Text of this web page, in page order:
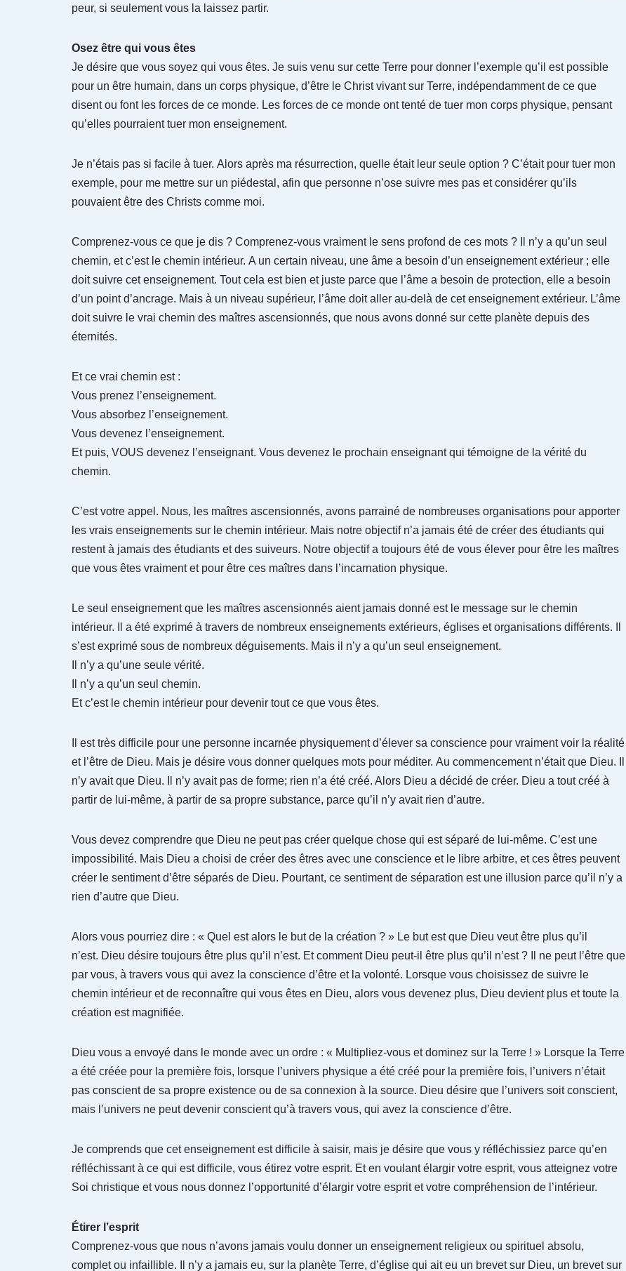
peur, si seulement vous la laissez partir.
Osez être qui vous êtes
Je désire que vous soyez qui vous êtes. Je suis venu sur cette Terre pour donner l’exemple qu’il est possible
pour un être humain, dans un corps physique, d’être le Christ vivant sur Terre, indépendamment de ce que
disent ou font les forces de ce monde. Les forces de ce monde ont tenté de tuer mon corps physique, pensant
qu’elles pourraient tuer mon enseignement.
Je n’étais pas si facile à tuer. Alors après ma résurrection, quelle était leur seule option ? C’était pour tuer mon
exemple, pour me mettre sur un piédestal, afin que personne n’ose suivre mes pas et considérer qu’ils
pouvaient être des Christs comme moi.
Comprenez-vous ce que je dis ? Comprenez-vous vraiment le sens profond de ces mots ? Il n’y a qu’un seul
chemin, et c’est le chemin intérieur. A un certain niveau, une âme a besoin d’un enseignement extérieur ; elle
doit suivre cet enseignement. Tout cela est bien et juste parce que l’âme a besoin de protection, elle a besoin
d’un point d’ancrage. Mais à un niveau supérieur, l’âme doit aller au-delà de cet enseignement extérieur. L’âme
doit suivre le vrai chemin des maîtres ascensionnés, que nous avons donné sur cette planète depuis des
éternités.
Et ce vrai chemin est :
Vous prenez l’enseignement.
Vous absorbez l’enseignement.
Vous devenez l’enseignement.
Et puis, VOUS devenez l’enseignant. Vous devenez le prochain enseignant qui témoigne de la vérité du
chemin.
C’est votre appel. Nous, les maîtres ascensionnés, avons parrainé de nombreuses organisations pour apporter
les vrais enseignements sur le chemin intérieur. Mais notre objectif n’a jamais été de créer des étudiants qui
restent à jamais des étudiants et des suiveurs. Notre objectif a toujours été de vous élever pour être les maîtres
que vous êtes vraiment et pour être ces maîtres dans l’incarnation physique.
Le seul enseignement que les maîtres ascensionnés aient jamais donné est le message sur le chemin
intérieur. Il a été exprimé à travers de nombreux enseignements extérieurs, églises et organisations différents. Il
s’est exprimé sous de nombreux déguisements. Mais il n’y a qu’un seul enseignement.
Il n’y a qu’une seule vérité.
Il n’y a qu’un seul chemin.
Et c’est le chemin intérieur pour devenir tout ce que vous êtes.
Il est très difficile pour une personne incarnée physiquement d’élever sa conscience pour vraiment voir la réalité
et l’être de Dieu. Mais je désire vous donner quelques mots pour méditer. Au commencement n’était que Dieu. Il
n’y avait que Dieu. Il n’y avait pas de forme; rien n’a été créé. Alors Dieu a décidé de créer. Dieu a tout créé à
partir de lui-même, à partir de sa propre substance, parce qu’il n’y avait rien d’autre.
Vous devez comprendre que Dieu ne peut pas créer quelque chose qui est séparé de lui-même. C’est une
impossibilité. Mais Dieu a choisi de créer des êtres avec une conscience et le libre arbitre, et ces êtres peuvent
créer le sentiment d’être séparés de Dieu. Pourtant, ce sentiment de séparation est une illusion parce qu’il n’y a
rien d’autre que Dieu.
Alors vous pourriez dire : « Quel est alors le but de la création ? » Le but est que Dieu veut être plus qu’il
n’est. Dieu désire toujours être plus qu’il n’est. Et comment Dieu peut-il être plus qu’il n’est ? Il ne peut l’être que
par vous, à travers vous qui avez la conscience d’être et la volonté. Lorsque vous choisissez de suivre le
chemin intérieur et de reconnaître qui vous êtes en Dieu, alors vous devenez plus, Dieu devient plus et toute la
création est magnifiée.
Dieu vous a envoyé dans le monde avec un ordre : « Multipliez-vous et dominez sur la Terre ! » Lorsque la Terre
a été créée pour la première fois, lorsque l’univers physique a été créé pour la première fois, l’univers n’était
pas conscient de sa propre existence ou de sa connexion à la source. Dieu désire que l’univers soit conscient,
mais l’univers ne peut devenir conscient qu’à travers vous, qui avez la conscience d’être.
Je comprends que cet enseignement est difficile à saisir, mais je désire que vous y réfléchissiez parce qu’en
réfléchissant à ce qui est difficile, vous étirez votre esprit. Et en voulant élargir votre esprit, vous atteignez votre
Soi christique et vous nous donnez l’opportunité d’élargir votre esprit et votre compréhension de l’intérieur.
Étirer l’esprit
Comprenez-vous que nous n’avons jamais voulu donner un enseignement religieux ou spirituel absolu,
complet ou infaillible. Il n’y a jamais eu, sur la planète Terre, d’église qui ait eu un brevet sur Dieu, un brevet sur